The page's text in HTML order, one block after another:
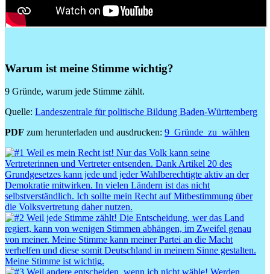
Warum ist meine Stimme wichtig?
9 Gründe, warum jede Stimme zählt.
Quelle: Landeszentrale für politische Bildung Baden-Württemberg
PDF zum herunterladen und ausdrucken: 9_Gründe_zu_wählen